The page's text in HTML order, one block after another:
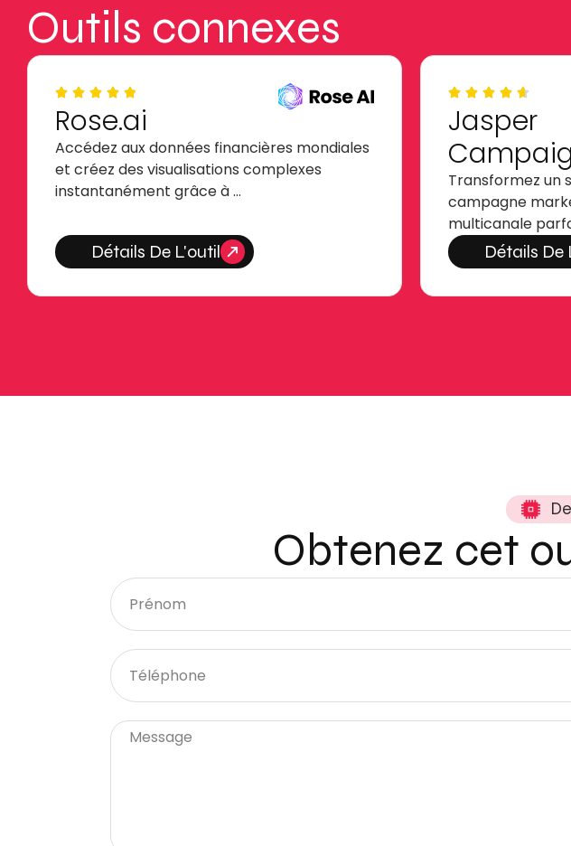
Outils connexes
Rose.ai
Accédez aux données financières mondiales
et créez des visualisations complexes
instantanément grâce à …
Détails De L'outil
Jasper
Transformez un
campagne
multicanale
Détails De
Obtenez cet